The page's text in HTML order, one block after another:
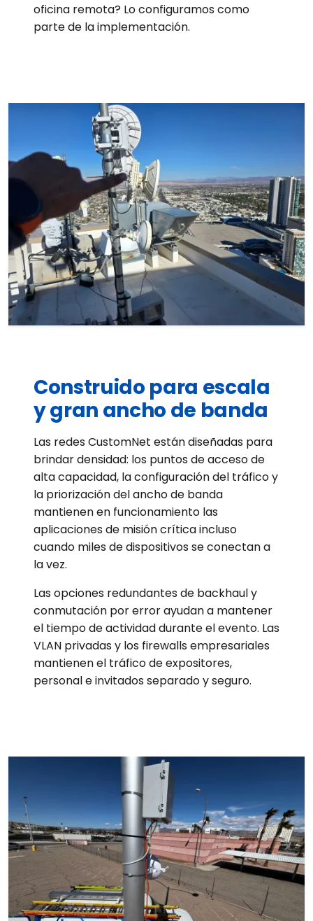
oficina remota? Lo configuramos como
parte de la implementación.
Construido para escala
y gran ancho de banda
Las redes CustomNet están diseñadas para
brindar densidad: los puntos de acceso de
alta capacidad, la configuración del tráfico y
la priorización del ancho de banda
mantienen en funcionamiento las
aplicaciones de misión crítica incluso
cuando miles de dispositivos se conectan a
la vez.
Las opciones redundantes de backhaul y
conmutación por error ayudan a mantener
el tiempo de actividad durante el evento. Las
VLAN privadas y los firewalls empresariales
mantienen el tráfico de expositores,
personal e invitados separado y seguro.